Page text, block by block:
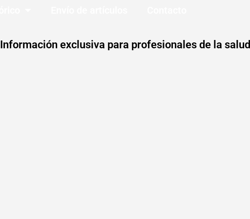
Información exclusiva para profesionales de la salud